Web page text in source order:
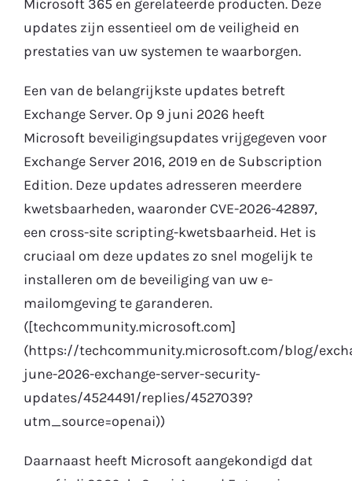
Gratis Proefperiode
Microsoft 365 en gerelateerde producten. Deze
updates zijn essentieel om de veiligheid en
prestaties van uw systemen te waarborgen.
Een van de belangrijkste updates betreft
Exchange Server. Op 9 juni 2026 heeft
Microsoft beveiligingsupdates vrijgegeven voor
Exchange Server 2016, 2019 en de Subscription
Edition. Deze updates adresseren meerdere
kwetsbaarheden, waaronder CVE-2026-42897,
een cross-site scripting-kwetsbaarheid. Het is
cruciaal om deze updates zo snel mogelijk te
installeren om de beveiliging van uw e-
mailomgeving te garanderen.
([techcommunity.microsoft.com]
(https://techcommunity.microsoft.com/blog/
june-2026-exchange-server-security-
updates/4524491/replies/4527039?
utm_source=openai))
Daarnaast heeft Microsoft aangekondigd dat